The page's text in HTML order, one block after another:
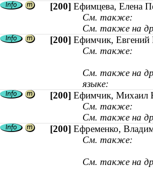
[200] Ефимцева, Елена
См. также:
См. также на
[200] Ефимчик, Евгений
См. также:
См. также на
языке:
[200] Ефимчик, Михаил
См. также:
См. также на
[200] Ефременко,
См. также:
См. также на